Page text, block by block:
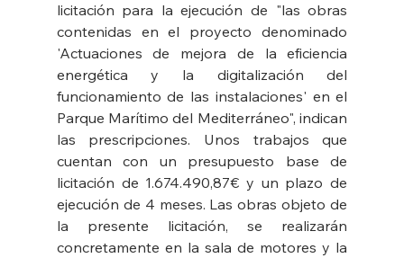
licitación para la ejecución de "las obras
contenidas en el proyecto denominado
'Actuaciones de mejora de la eficiencia
energética y la digitalización del
funcionamiento de las instalaciones' en el
Parque Marítimo del Mediterráneo", indican
las prescripciones. Unos trabajos que
cuentan con un presupuesto base de
licitación de 1.674.490,87€ y un plazo de
ejecución de 4 meses. Las obras objeto de
la presente licitación, se realizarán
concretamente en la sala de motores y la